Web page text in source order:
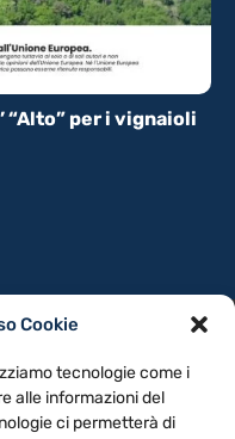
Cookie
tecnologie come i
alle informazioni del
ci permetterà di
“Alto” per i vignaioli
PREFERENZE